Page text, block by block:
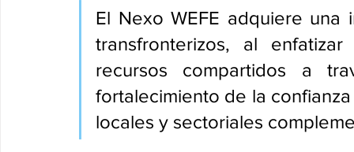
El Nexo WEFE adquiere una
transfronterizos, al
recursos compartidos a
fortalecimiento de la
locales y sectoriales